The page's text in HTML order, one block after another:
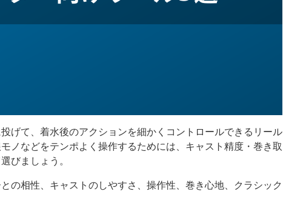
げて、着水後のアクションを細かくコントロールできるリール
ノなどをテンポよく操作するためには、キャスト精度・巻き取
びましょう。
の相性、キャストのしやすさ、操作性、巻き心地、クラシック